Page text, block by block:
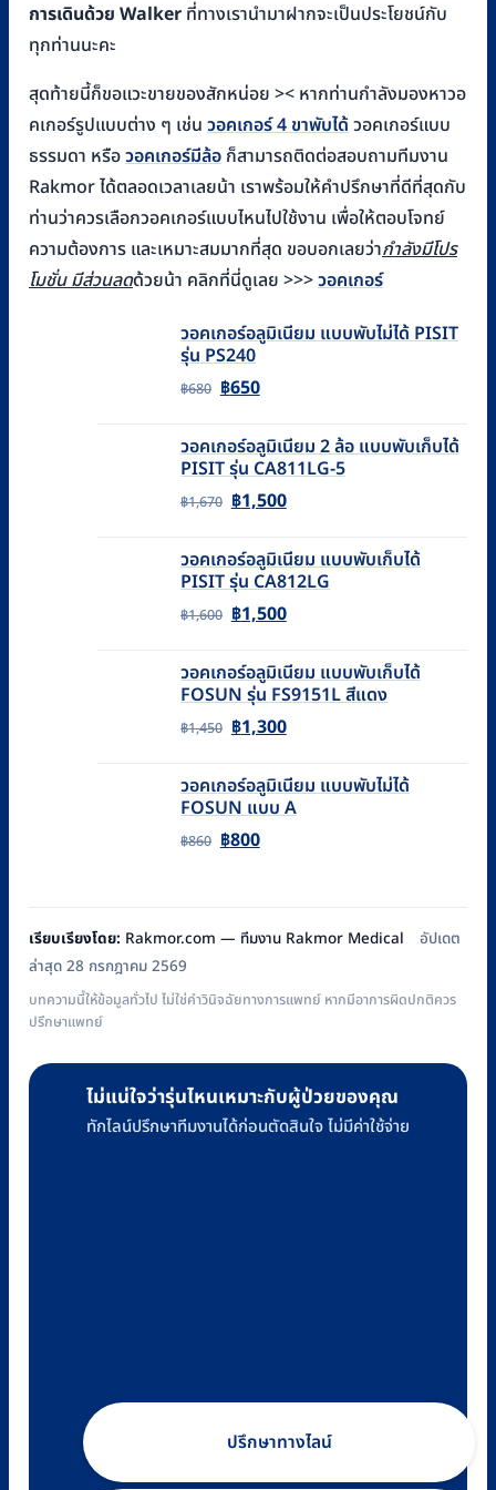
การเดินด้วย Walker ที่ทางเรานำมาฝากจะเป็นประโยชน์กับ
ทุกท่านนะคะ
สุดท้ายนี้ก็ขอแวะขายของสักหน่อย >< หากท่านกำลังมองหาวอ
คเกอร์รูปแบบต่าง ๆ เช่น วอคเกอร์ 4 ขาพับได้วอคเกอร์แบบ
ธรรมดา หรือวอคเกอร์มีล้อ ก็สามารถติดต่อสอบถามทีมงาน
Rakmor ได้ตลอดเวลาเลยน้า เราพร้อมให้คำปรึกษาที่ดีที่สุดกับ
ท่านว่าควรเลือกวอคเกอร์แบบไหนไปใช้งาน เพื่อให้ตอบโจทย์
ความต้องการ และเหมาะสมมากที่สุด ขอบอกเลยว่ากำลังมีโปร
โมชั่น มีส่วนลดด้วยน้า คลิกที่นี่ดูเลย >>>วอคเกอร์
วอคเกอร์อลูมิเนียม แบบพับไม่ได้ PISIT
รุ่น PS240
฿680 Original
was:
฿680.
฿650Current
is:
฿650.
วอคเกอร์อลูมิเนียม 2 ล้อ แบบพับเก็บได้
PISIT รุ่น CA811LG-5
฿1,670 Original
was:
฿1,670.
฿1,500Current
is:
฿1,500.
วอคเกอร์อลูมิเนียม แบบพับเก็บได้
PISIT รุ่น CA812LG
฿1,600 Original
was:
฿1,600.
฿1,500Current
is:
฿1,500.
วอคเกอร์อลูมิเนียม แบบพับเก็บได้
FOSUN รุ่น FS9151L สีแดง
฿1,450 Original
was:
฿1,450.
฿1,300Current
is:
฿1,300.
วอคเกอร์อลูมิเนียม แบบพับไม่ได้
FOSUN แบบ A
฿860 Original
was:
฿860.
฿800Current
is:
฿800.
เรียบเรียงโดย: Rakmor.com — ทีมงาน Rakmor Medical
อัปเดต
ล่าสุด 28 กรกฎาคม 2569
บทความนี้ให้ข้อมูลทั่วไป ไม่ใช่คำวินิจฉัยทางการแพทย์ หากมีอาการผิดปกติควร
ปรึกษาแพทย์
ไม่แน่ใจว่ารุ่นไหนเหมาะกับผู้ป่วยของคุณ
ทักไลน์ปรึกษาทีมงานได้ก่อนตัดสินใจ ไม่มีค่าใช้จ่าย
ปรึกษาทางไลน์